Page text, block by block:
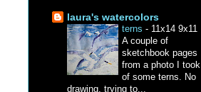
laura's watercolors
terns - 11x14 9x11
A couple of
sketchbook pages
from a photo I took
of some terns. No
drawing, trying to...